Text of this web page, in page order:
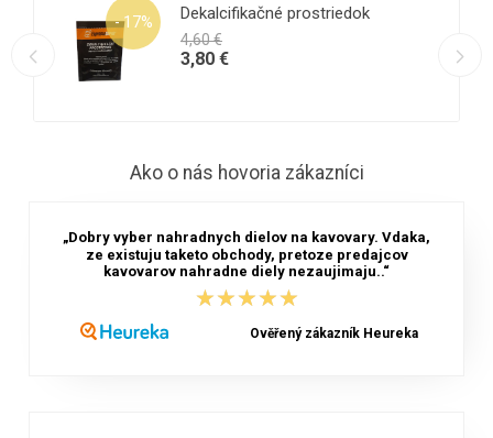
Dekalcifikačné prostriedok
4,60 €
3,80 €
Ako o nás hovoria zákazníci
„Dobry vyber nahradnych dielov na kavovary. Vdaka,
ze existuju taketo obchody, pretoze predajcov
kavovarov nahradne diely nezaujimaju..“
★★★★★
★★★★★
Ověřený zákazník Heureka